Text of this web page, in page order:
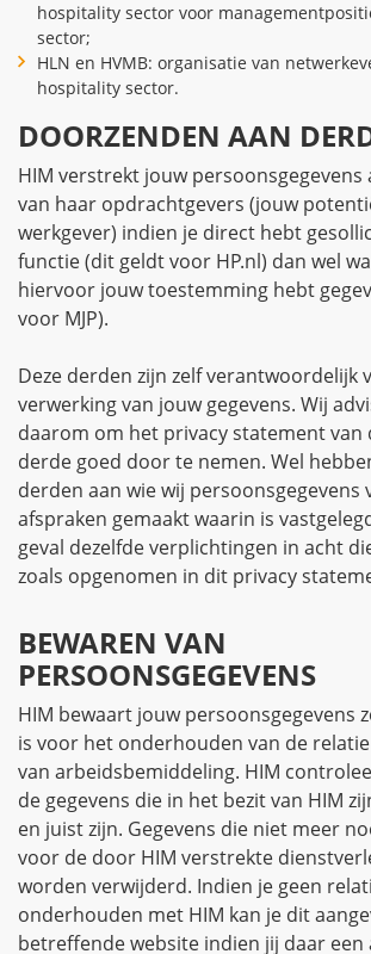
hospitality sector voor
sector;
HLN en HVMB: organisatie van
hospitality sector.
DOORZENDEN AAN
HIM verstrekt jouw persoonsgegevens
van haar opdrachtgevers (jouw
werkgever) indien je direct hebt
functie (dit geldt voor HP.nl) dan wel
hiervoor jouw toestemming hebt
voor MJP).
Deze derden zijn zelf verantwoordelijk
verwerking van jouw gegevens. Wij
daarom om het privacy statement van
derde goed door te nemen. Wel
derden aan wie wij persoonsgegevens
afspraken gemaakt waarin is
geval dezelfde verplichtingen in acht
zoals opgenomen in dit privacy
BEWAREN VAN
PERSOONSGEGEVENS
HIM bewaart jouw persoonsgegevens
is voor het onderhouden van de
van arbeidsbemiddeling. HIM
de gegevens die in het bezit van HIM
en juist zijn. Gegevens die niet meer
voor de door HIM verstrekte
worden verwijderd. Indien je geen
onderhouden met HIM kan je dit
betreffende website indien jij daar